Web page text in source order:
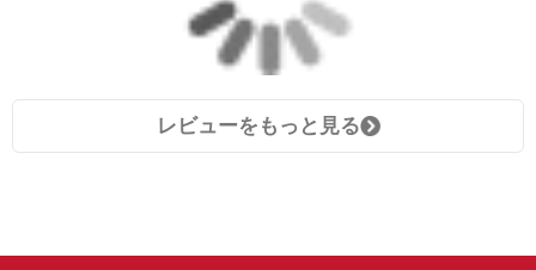
レビューをもっと見る